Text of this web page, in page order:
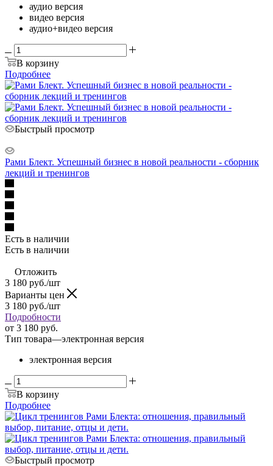
аудио версия
видео версия
аудио+видео версия
В корзину
Подробнее
Быстрый просмотр
Рами Блект. Успешный бизнес в новой реальности - сборник
лекций и тренингов
Есть в наличии
Есть в наличии
Отложить
3 180 руб./шт
Варианты цен
3 180 руб./шт
Подробности
от 3 180 руб.
Тип товара—электронная версия
электронная версия
В корзину
Подробнее
Быстрый просмотр